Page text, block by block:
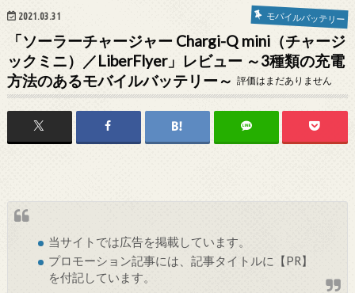
2021.03.31 モバイルバッテリー
「ソーラーチャージャー Chargi-Q mini（チャージ
ックミニ）／LiberFlyer」レビュー ～3種類の充電
方法のあるモバイルバッテリー～ 評価はまだありません
当サイトでは広告を掲載しています。
プロモーション記事には、記事タイトルに【PR】
を付記しています。